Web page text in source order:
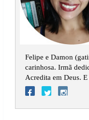
Felipe e Damon
carinhosa. Irmã
Acredita em Deus.